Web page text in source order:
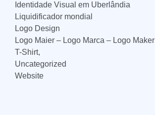
Identidade Visual em Uberlândia
Liquidificador mondial
Logo Design
Logo Maier – Logo Marca – Logo Maker
T-Shirt,
Uncategorized
Website